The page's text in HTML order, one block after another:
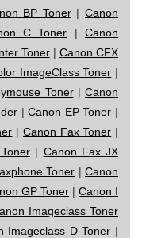
BP Toner|Canon
C Toner |Canon
Toner| Canon CFX
ImageClass Toner |
Toner| Canon
|Canon EP Toner |
| Canon Fax Toner |
| Canon Fax JX
Toner |Canon
GP Toner | Canon I
Imageclass Toner
Imageclass D Toner |